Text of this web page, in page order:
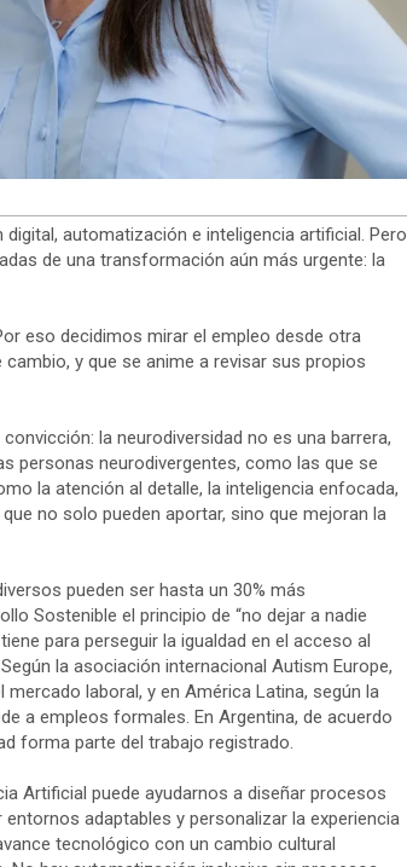
automatización e inteligencia artificial. Pero
de una transformación aún más urgente: la
eso decidimos mirar el empleo desde otra
y que se anime a revisar sus propios
la neurodiversidad no es una barrera,
personas neurodivergentes, como las que se
la atención al detalle, la inteligencia enfocada,
no solo pueden aportar, sino que mejoran la
pueden ser hasta un 30% más
Sostenible el principio de “no dejar a nadie
para perseguir la igualdad en el acceso al
la asociación internacional Autism Europe,
laboral, y en América Latina, según la
a empleos formales. En Argentina, de acuerdo
forma parte del trabajo registrado.
Artificial puede ayudarnos a diseñar procesos
adaptables y personalizar la experiencia
tecnológico con un cambio cultural